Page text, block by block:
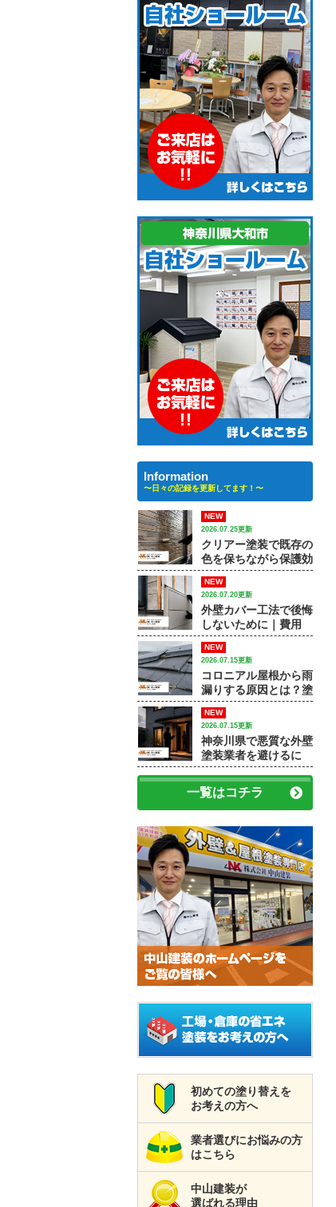
Information
〜日々の記録を更新してます！〜
NEW
2026.07.25更新
クリアー塗装で既存の
色を保ちながら保護効
果を高める方法｜【大
和市で外壁塗装・屋根
塗装をするなら中山建
装】
NEW
2026.07.20更新
外壁カバー工法で後悔
しないために｜費用
差・施工例・塗装との
違いを専門店が解説
NEW
2026.07.15更新
コロニアル屋根から雨
漏りする原因とは？塗
装で済むケースと屋根
修理が必要なケース
NEW
2026.07.15更新
神奈川県で悪質な外壁
塗装業者を避けるに
は？訪問販売・見積
書・保証で確認すべき
ポイント
一覧はコチラ
初めての塗り替えを
お考えの方へ
業者選びにお悩みの方
はこちら
中山建装が
選ばれる理由